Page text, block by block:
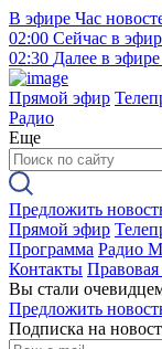
В эфире Час
02:00 Сейчас в
02:30 Далее в эфире
Прямой эфир
Радио
Еще
Предложить
Прямой эфир
Программа Радио
Контакты
Вы стали
Предложить
Подписка на